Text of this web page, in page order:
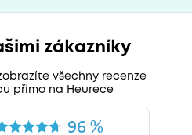
zákazníky
všechny recenze
přímo na Heurece